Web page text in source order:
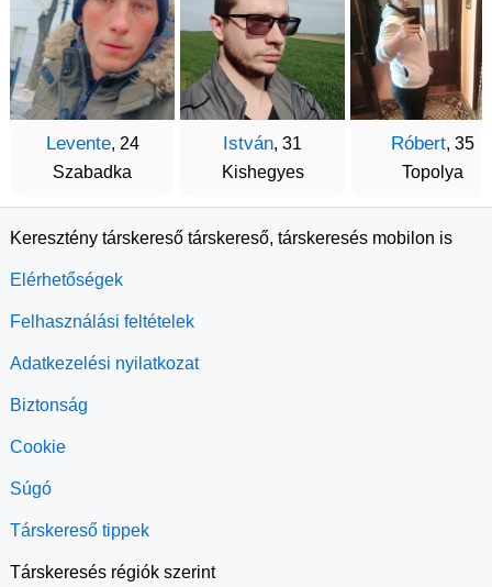
Levente, 24
Szabadka
István, 31
Kishegyes
Róbert, 35
Topolya
Keresztény társkereső társkereső, társkeresés mobilon is
Elérhetőségek
Felhasználási feltételek
Adatkezelési nyilatkozat
Biztonság
Cookie
Súgó
Társkereső tippek
Társkeresés régiók szerint